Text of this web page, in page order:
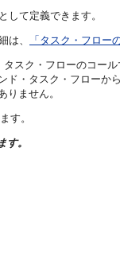
して定義できます。
は、 「タスク・フロー
スク・フローのコー
ド・タスク・フロー
りません。
す。
。